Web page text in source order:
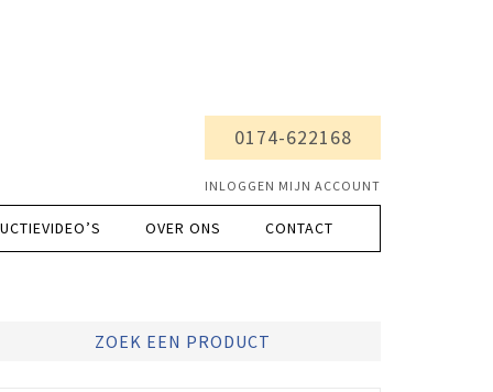
0174-622168
INLOGGEN MIJN ACCOUNT
OVER ONS CONTACT
ZOEK EEN PRODUCT